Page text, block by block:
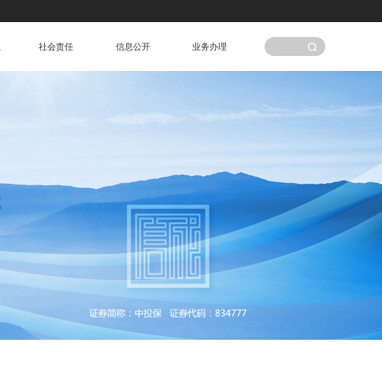
社会责任 信息公开 业务办理